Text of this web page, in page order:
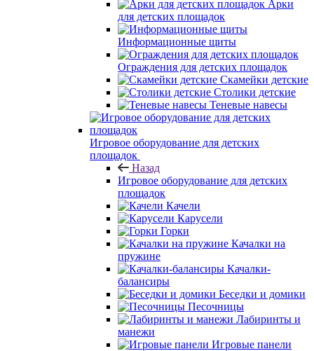
Арки
для детских площадок
Информационные щиты
Ограждения для детских площадок
Скамейки детские
Столики детские
Теневые навесы
Игровое оборудование для детских
площадок
Назад
Игровое оборудование для детских
площадок
Качели
Карусели
Горки
Качалки на
пружине
Качалки-
балансиры
Беседки и домики
Песочницы
Лабиринты и
манежи
Игровые панели